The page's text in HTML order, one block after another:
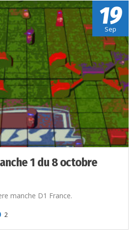
19
Sep
1 du 8 octobre
manche D1 France.
2